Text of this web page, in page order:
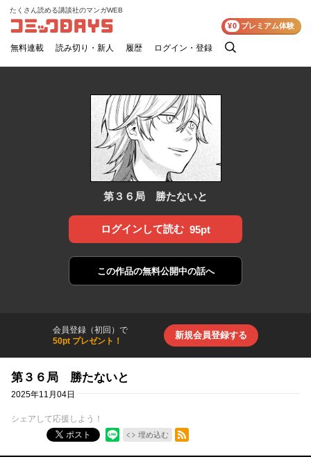
コミックDAYS
たくさん読める講談社のマンガWEB
無料連載 読み切り・新人 履歴 ログイン・登録
検
¥0 プレミアム体験
第３６局 勝たないと
ログインして読む 95pt
この作品の無料公開中の話へ
会員登録（初回）で
50pt プレゼント！
新規会員登録する
第３６局 勝たないと
2025年11月04日
シェアして応援しよう！
ポスト
埋め込む
RSSフィード